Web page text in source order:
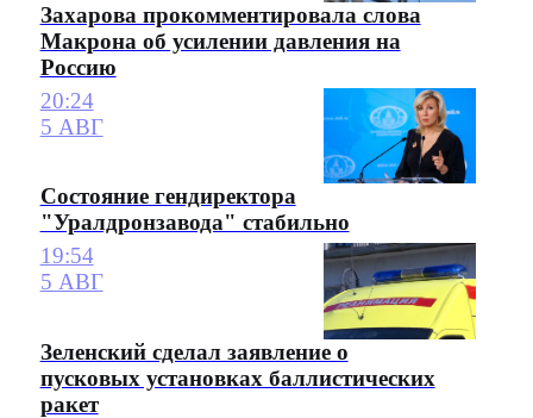
Захарова прокомментировала слова
Макрона об усилении давления на
Россию
20:24
5 АВГ
Состояние гендиректора
"Уралдронзавода" стабильно
19:54
5 АВГ
Зеленский сделал заявление о
пусковых установках баллистических
ракет